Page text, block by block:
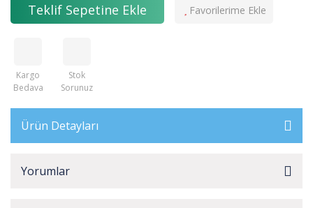
Teklif Sepetine Ekle
Kargo
Bedava
Stok
Sorunuz
Ürün Detayları
Yorumlar